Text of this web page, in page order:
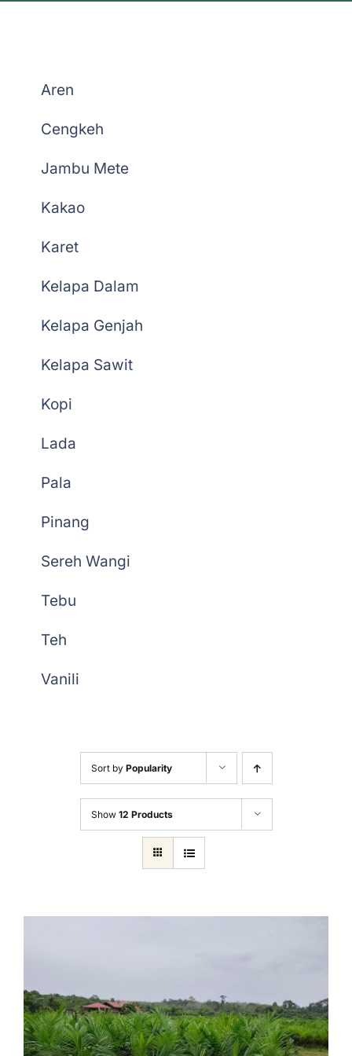
Aren
Cengkeh
Jambu Mete
Kakao
Karet
Kelapa Dalam
Kelapa Genjah
Kelapa Sawit
Kopi
Lada
Pala
Pinang
Sereh Wangi
Tebu
Teh
Vanili
Sort by Popularity
Show 12 Products